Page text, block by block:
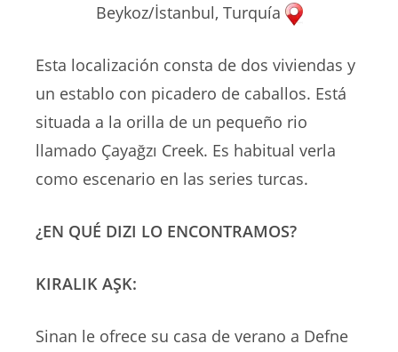
Beykoz/İstanbul, Turquía
Esta localización consta de dos viviendas y
un establo con picadero de caballos. Está
situada a la orilla de un pequeño rio
llamado Çayağzı Creek. Es habitual verla
como escenario en las series turcas.
¿EN QUÉ DIZI LO ENCONTRAMOS?
KIRALIK AŞK:
Sinan le ofrece su casa de verano a Defne